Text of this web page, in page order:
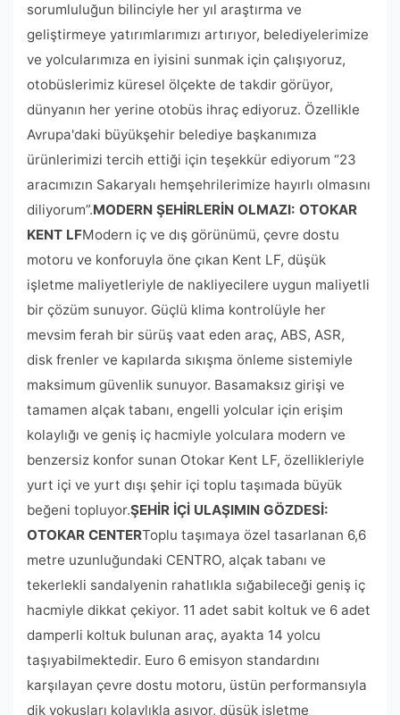
sorumluluğun bilinciyle her yıl araştırma ve
geliştirmeye yatırımlarımızı artırıyor, belediyelerimize
ve yolcularımıza en iyisini sunmak için çalışıyoruz,
otobüslerimiz küresel ölçekte de takdir görüyor,
dünyanın her yerine otobüs ihraç ediyoruz. Özellikle
Avrupa'daki büyükşehir belediye başkanımıza
ürünlerimizi tercih ettiği için teşekkür ediyorum “23
aracımızın Sakaryalı hemşehrilerimize hayırlı olmasını
diliyorum”.MODERN ŞEHİRLERİN OLMAZI: OTOKAR
KENT LFModern iç ve dış görünümü, çevre dostu
motoru ve konforuyla öne çıkan Kent LF, düşük
işletme maliyetleriyle de nakliyecilere uygun maliyetli
bir çözüm sunuyor. Güçlü klima kontrolüyle her
mevsim ferah bir sürüş vaat eden araç, ABS, ASR,
disk frenler ve kapılarda sıkışma önleme sistemiyle
maksimum güvenlik sunuyor. Basamaksız girişi ve
tamamen alçak tabanı, engelli yolcular için erişim
kolaylığı ve geniş iç hacmiyle yolculara modern ve
benzersiz konfor sunan Otokar Kent LF, özellikleriyle
yurt içi ve yurt dışı şehir içi toplu taşımada büyük
beğeni topluyor.ŞEHİR İÇİ ULAŞIMIN GÖZDESİ:
OTOKAR CENTERToplu taşımaya özel tasarlanan 6,6
metre uzunluğundaki CENTRO, alçak tabanı ve
tekerlekli sandalyenin rahatlıkla sığabileceği geniş iç
hacmiyle dikkat çekiyor. 11 adet sabit koltuk ve 6 adet
damperli koltuk bulunan araç, ayakta 14 yolcu
taşıyabilmektedir. Euro 6 emisyon standardını
karşılayan çevre dostu motoru, üstün performansıyla
dik yokuşları kolaylıkla aşıyor, düşük işletme